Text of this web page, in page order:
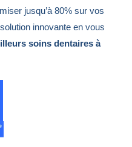
jusqu’à 80% sur vos
innovante en vous
soins dentaires à